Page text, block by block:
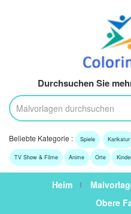
Durchsuchen Sie
Beliebte Kategorie : Spiele Karikatur
TV Show & Filme Anime Orte
Heim
Obere